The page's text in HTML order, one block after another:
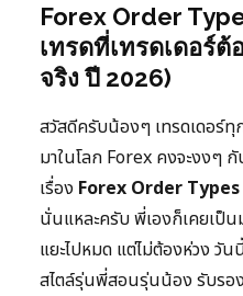
Forex Order
เทรดที่เทรดเดอร์
จริง ปี 2026)
สวัสดีครับน้องๆ เทรดเดอร์ทุ
มาในโลก Forex คงจะงงๆ
เรื่อง Forex Order Types
นั่นแหละครับ พี่เองก็เคยเป็น
แยะไปหมด แต่ไม่ต้องห่วง วั
สไตล์รุ่นพี่สอนรุ่นน้อง รับรอง